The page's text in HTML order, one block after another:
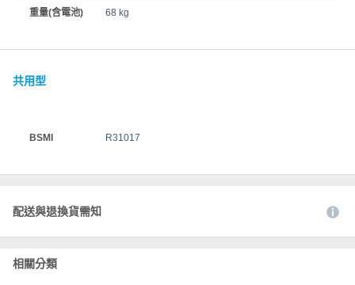
重量(含電池) 68 kg
共用型
BSMI R31017
配送與退換貨需知
相關分類